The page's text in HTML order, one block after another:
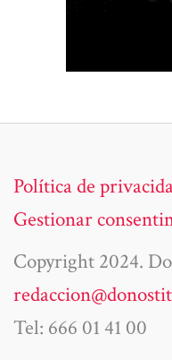
Política de
Gestionar
Copyright 2024.
Tel: 666 01 41 00